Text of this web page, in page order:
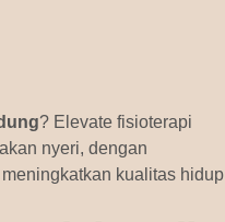
? Elevate fisioterapi
nyeri, dengan
kualitas hidup